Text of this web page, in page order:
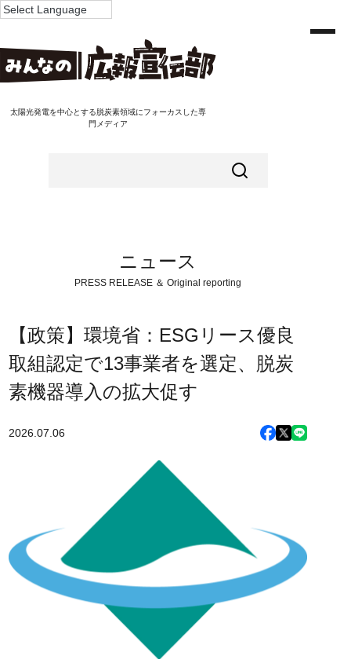
太陽光発電を中心とする脱炭素領域にフォーカスした専
門メディア
ニュース
PRESS RELEASE ＆ Original reporting
【政策】環境省：ESGリース優良
取組認定で13事業者を選定、脱炭
素機器導入の拡大促す
2026.07.06